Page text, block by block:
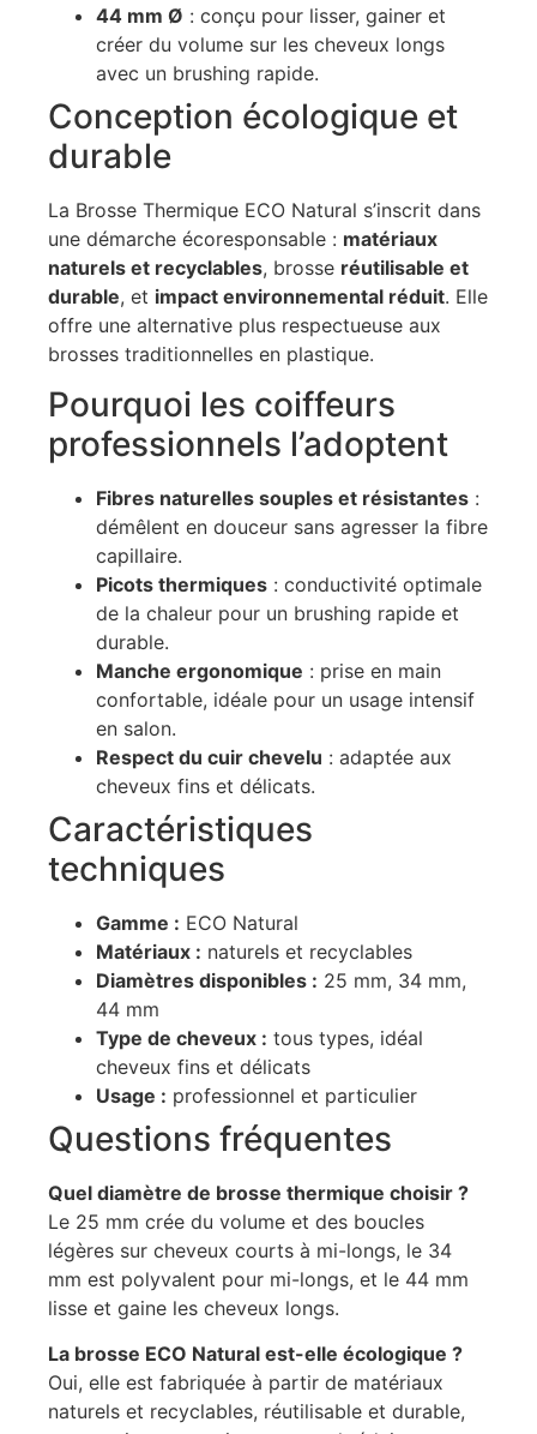
44 mm Ø : conçu pour lisser, gainer et
créer du volume sur les cheveux longs
avec un brushing rapide.
Conception écologique et
durable
La Brosse Thermique ECO Natural s’inscrit dans
une démarche écoresponsable : matériaux
naturels et recyclables, brosse réutilisable et
durable, et impact environnemental réduit. Elle
offre une alternative plus respectueuse aux
brosses traditionnelles en plastique.
Pourquoi les coiffeurs
professionnels l’adoptent
Fibres naturelles souples et résistantes :
démêlent en douceur sans agresser la fibre
capillaire.
Picots thermiques : conductivité optimale
de la chaleur pour un brushing rapide et
durable.
Manche ergonomique : prise en main
confortable, idéale pour un usage intensif
en salon.
Respect du cuir chevelu : adaptée aux
cheveux fins et délicats.
Caractéristiques
techniques
Gamme : ECO Natural
Matériaux : naturels et recyclables
Diamètres disponibles : 25 mm, 34 mm,
44 mm
Type de cheveux : tous types, idéal
cheveux fins et délicats
Usage : professionnel et particulier
Questions fréquentes
Quel diamètre de brosse thermique choisir ?
Le 25 mm crée du volume et des boucles
légères sur cheveux courts à mi-longs, le 34
mm est polyvalent pour mi-longs, et le 44 mm
lisse et gaine les cheveux longs.
La brosse ECO Natural est-elle écologique ?
Oui, elle est fabriquée à partir de matériaux
naturels et recyclables, réutilisable et durable,